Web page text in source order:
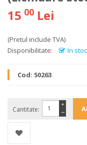
15 00 Lei
(Pretul include TVA)
Disponibilitate:
In stoc
Cod: 50263
Cantitate: −
+